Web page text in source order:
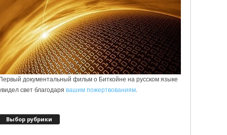
Первый документальный фильм о Биткойне на русском языке
свет благодарявашим пожертвованиям.
Выбор рубрики